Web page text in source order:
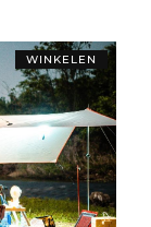
WINKELEN